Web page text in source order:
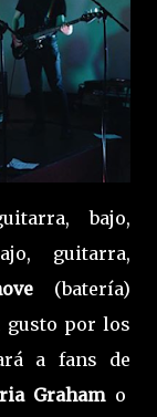
bajo,
guitarra,
(batería)
gusto por los
a fans de
Graham o